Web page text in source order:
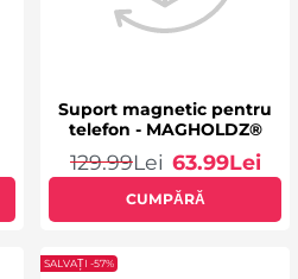
Suport magnetic pentru
telefon - MAGHOLDZ®
129.99Lei 63.99Lei
CUMPĂRĂ
SALVAȚI -57%